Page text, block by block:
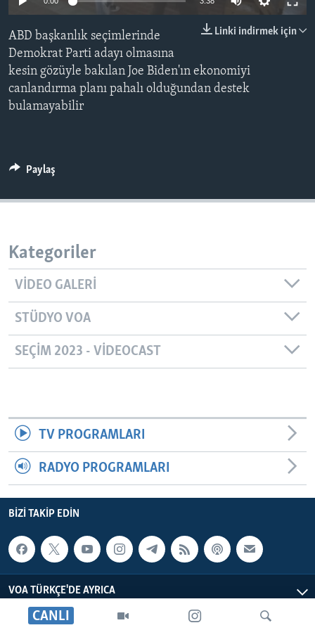
HAYATTAN
SANAT
Diller
CANLI
Linki indirmek için
ABD başkanlık seçimlerinde
Demokrat Parti adayı olmasına
kesin gözüyle bakılan Joe Biden'ın ekonomiyi
canlandırma planı pahalı olduğundan destek
bulamayabilir
Paylaş
Kategoriler
VIDEO GALERI
STÜDYO VOA
SEÇIM 2023 - VIDEOCAST
TV PROGRAMLARI
RADYO PROGRAMLARI
BIZI TAKIP EDIN
VOA TÜRKÇE'DE AYRICA